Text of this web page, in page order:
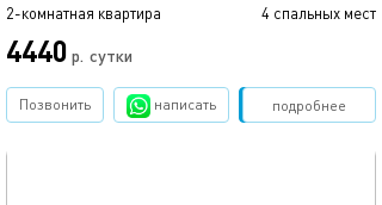
2-комнатная квартира
4 спальных мест
4440 р. сутки
подробнее
Позвонить написать Забронировать